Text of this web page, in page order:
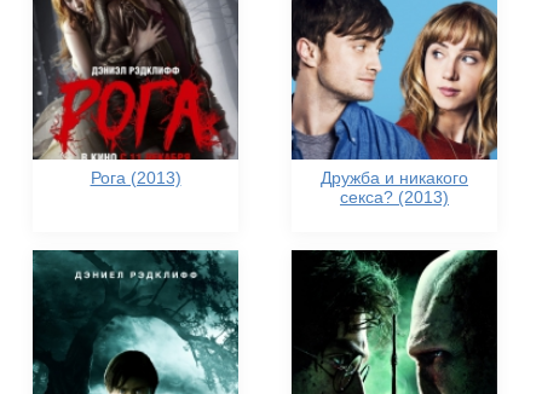
Рога (2013)
Дружба и никакого
секса? (2013)